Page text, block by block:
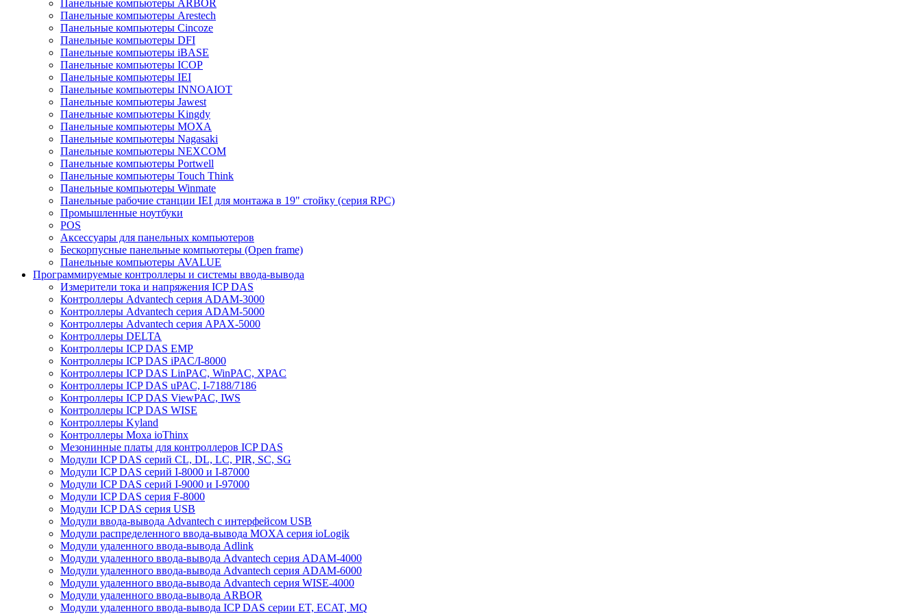
Панельные компьютеры ARBOR
Панельные компьютеры Arestech
Панельные компьютеры Cincoze
Панельные компьютеры DFI
Панельные компьютеры iBASE
Панельные компьютеры ICOP
Панельные компьютеры IEI
Панельные компьютеры INNOAIOT
Панельные компьютеры Jawest
Панельные компьютеры Kingdy
Панельные компьютеры MOXA
Панельные компьютеры Nagasaki
Панельные компьютеры NEXCOM
Панельные компьютеры Portwell
Панельные компьютеры Touch Think
Панельные компьютеры Winmate
Панельные рабочие станции IEI для монтажа в 19" стойку (серия RPC)
Промышленные ноутбуки
POS
Аксессуары для панельных компьютеров
Бескорпусные панельные компьютеры (Open frame)
Панельные компьютеры AVALUE
Программируемые контроллеры и системы ввода-вывода
Измерители тока и напряжения ICP DAS
Контроллеры Advantech серия ADAM-3000
Контроллеры Advantech серия ADAM-5000
Контроллеры Advantech серия APAX-5000
Контроллеры DELTA
Контроллеры ICP DAS EMP
Контроллеры ICP DAS iPAC/I-8000
Контроллеры ICP DAS LinPAC, WinPAC, XPAC
Контроллеры ICP DAS uPAC, I-7188/7186
Контроллеры ICP DAS ViewPAC, IWS
Контроллеры ICP DAS WISE
Контроллеры Kyland
Контроллеры Moxa ioThinx
Мезонинные платы для контроллеров ICP DAS
Модули ICP DAS серий CL, DL, LC, PIR, SC, SG
Модули ICP DAS серий I-8000 и I-87000
Модули ICP DAS серий I-9000 и I-97000
Модули ICP DAS серия F-8000
Модули ICP DAS серия USB
Модули ввода-вывода Advantech с интерфейсом USB
Модули распределенного ввода-вывода MOXA серия ioLogik
Модули удаленного ввода-вывода Adlink
Модули удаленного ввода-вывода Advantech серия ADAM-4000
Модули удаленного ввода-вывода Advantech серия ADAM-6000
Модули удаленного ввода-вывода Advantech серия WISE-4000
Модули удаленного ввода-вывода ARBOR
Модули удаленного ввода-вывода ICP DAS серии ET, ECAT, MQ